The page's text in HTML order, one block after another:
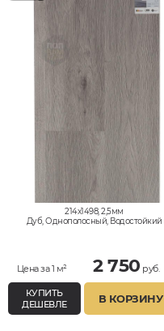
214x1498, 2,5мм
Дуб, Однополосный, Водостойкий
Цена за 1 м² 2 750 руб.
КУПИТЬ
ДЕШЕВЛЕ
В КОРЗИНУ